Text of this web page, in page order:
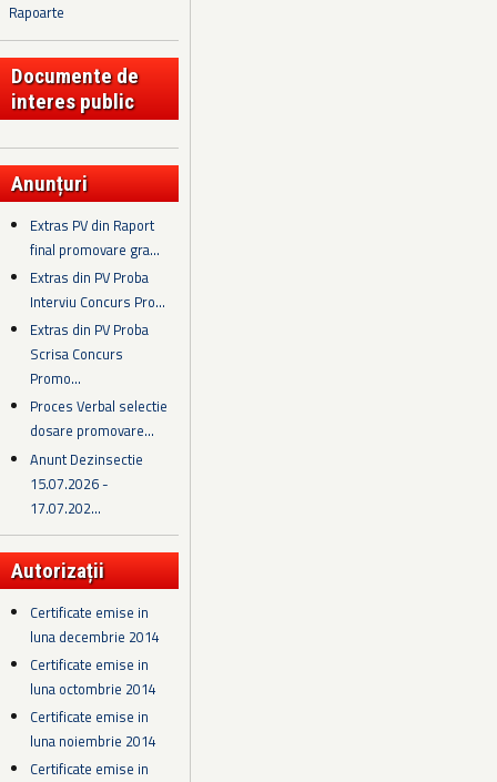
Rapoarte
Documente de
interes public
Anunțuri
Extras PV din Raport
final promovare gra...
Extras din PV Proba
Interviu Concurs Pro...
Extras din PV Proba
Scrisa Concurs
Promo...
Proces Verbal selectie
dosare promovare...
Anunt Dezinsectie
15.07.2026 -
17.07.202...
Autorizații
Certificate emise in
luna decembrie 2014
Certificate emise in
luna octombrie 2014
Certificate emise in
luna noiembrie 2014
Certificate emise in